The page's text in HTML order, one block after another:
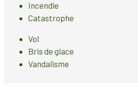
Incendie
Catastrophe
Vol
Bris de glace
Vandalisme